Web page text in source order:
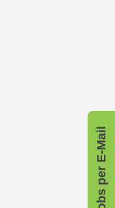
Jobs per E-Mail